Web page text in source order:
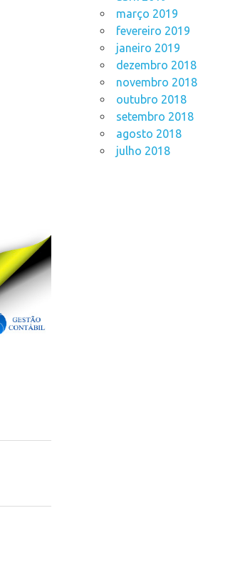
março 2019
fevereiro 2019
janeiro 2019
dezembro 2018
novembro 2018
outubro 2018
setembro 2018
agosto 2018
julho 2018